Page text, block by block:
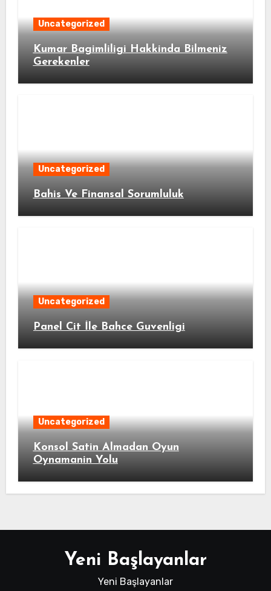
Uncategorized
Kumar Bagimliligi Hakkinda Bilmeniz
Gerekenler
Uncategorized
Bahis Ve Finansal Sorumluluk
Uncategorized
Panel Cit İle Bahce Guvenligi
Uncategorized
Konsol Satin Almadan Oyun
Oynamanin Yolu
Yeni Başlayanlar
Yeni Başlayanlar